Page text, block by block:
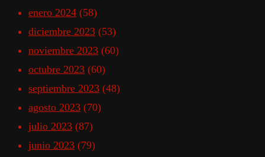
enero 2024 (58)
diciembre 2023 (53)
noviembre 2023 (60)
octubre 2023 (60)
septiembre 2023 (48)
agosto 2023 (70)
julio 2023 (87)
junio 2023 (79)